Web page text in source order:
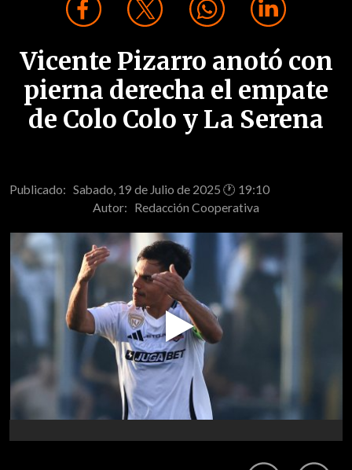
Vicente Pizarro anotó con
pierna derecha el empate
de Colo Colo y La Serena
Publicado: Sabado, 19 de Julio de 2025 🕐 19:10
Autor: Redacción Cooperativa
Play
Video